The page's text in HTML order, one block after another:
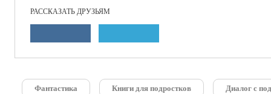
РАССКАЗАТЬ ДРУЗЬЯМ
Фантастика Книги для подростков Диалог с